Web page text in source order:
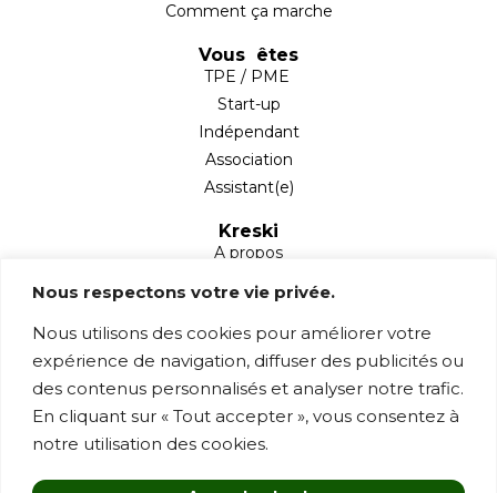
Nous respectons votre vie privée.
Nous utilisons des cookies pour améliorer votre
expérience de navigation, diffuser des publicités ou
des contenus personnalisés et analyser notre trafic.
En cliquant sur « Tout accepter », vous consentez à
notre utilisation des cookies.
Comment ça marche
Vous êtes
TPE / PME
Start-up
Indépendant
Association
Assistant(e)
Kreski
A propos
Partenaires
Mentions légales
Contact
78760 Jouars-Pontchartrain
contact@kreski.fr